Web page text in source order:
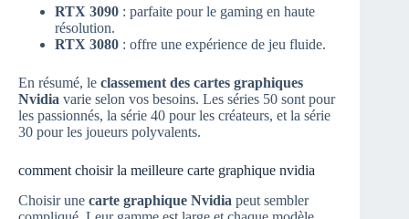
RTX 3090 : parfaite pour le gaming en haute
résolution.
RTX 3080 : offre une expérience de jeu fluide.
En résumé, le classement des cartes graphiques
Nvidia varie selon vos besoins. Les séries 50 sont pour
les passionnés, la série 40 pour les créateurs, et la série
30 pour les joueurs polyvalents.
comment choisir la meilleure carte graphique nvidia
Choisir une carte graphique Nvidia peut sembler